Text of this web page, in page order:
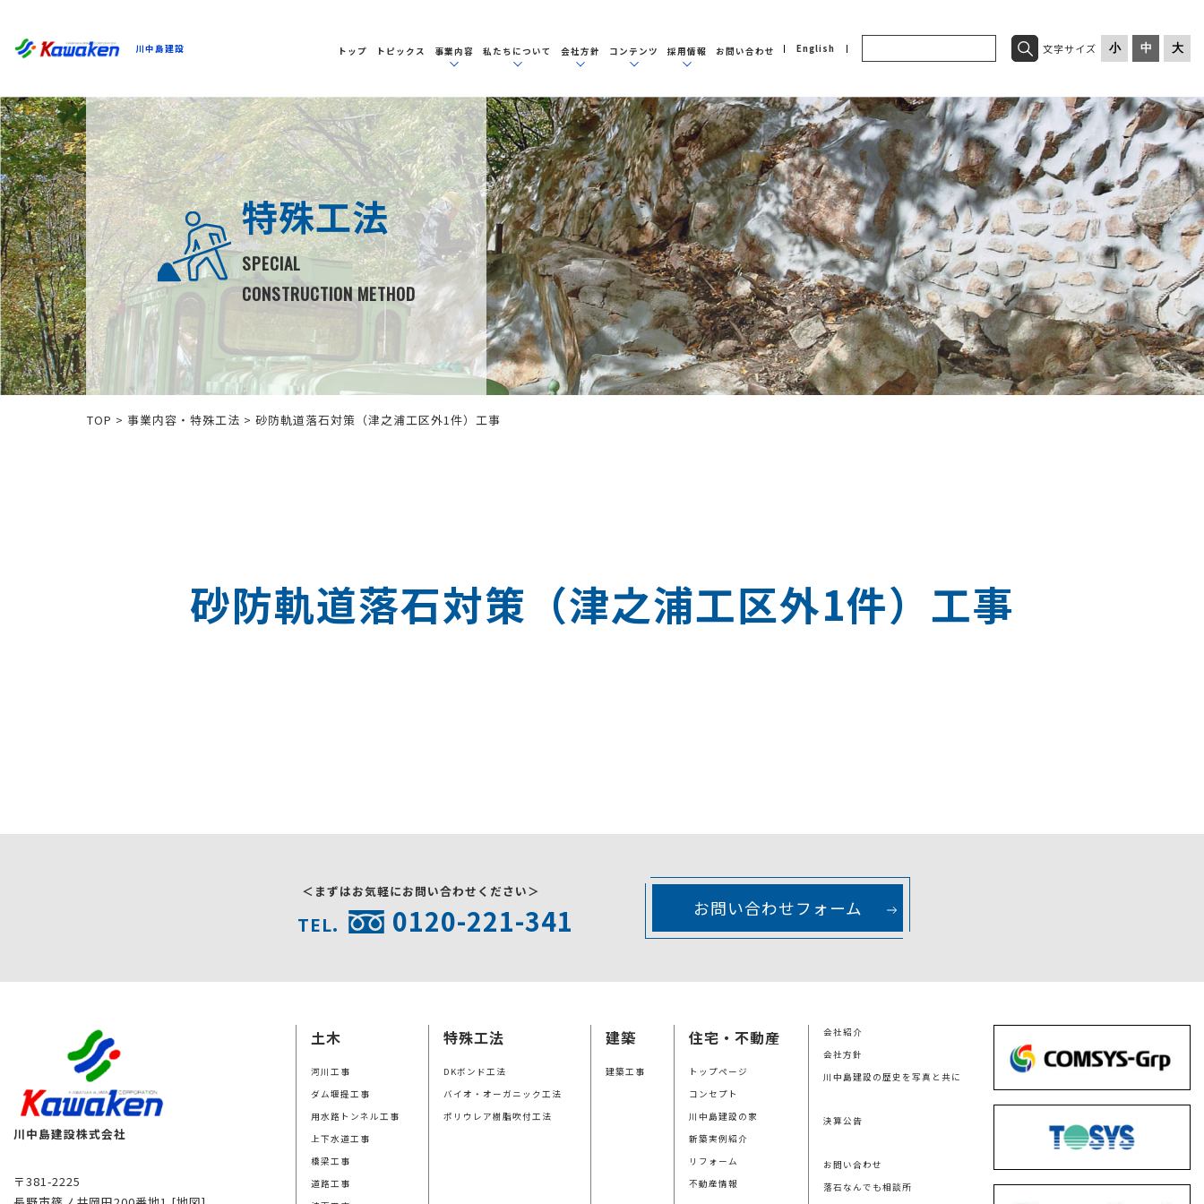
川中島建設 トップ トピックス 事業内容 私たちについて 会社方針 コンテンツ 採用情報 お問い合わせ English 文字サイズ 小 中 大
特殊工法
SPECIAL
CONSTRUCTION METHOD
TOP > 事業内容・特殊工法 > 砂防軌道落石対策（津之浦工区外1件）工事
砂防軌道落石対策（津之浦工区外1件）工事
＜まずはお気軽にお問い合わせください＞
TEL. 0120-221-341 お問い合わせフォーム
川中島建設株式会社
〒381-2225
土木
河川工事
ダム堰提工事
用水路トンネル工事
上下水道工事
橋梁工事
道路工事
特殊工法
DKボンド工法
バイオ・オーガニック工法
ポリウレア樹脂吹付工法
建築
建築工事
住宅・不動産
トップページ
コンセプト
川中島建設の家
新築実例紹介
リフォーム
不動産情報
会社紹介
会社方針
川中島建設の歴史を写真と共に
決算公告
お問い合わせ
落石なんでも相談所